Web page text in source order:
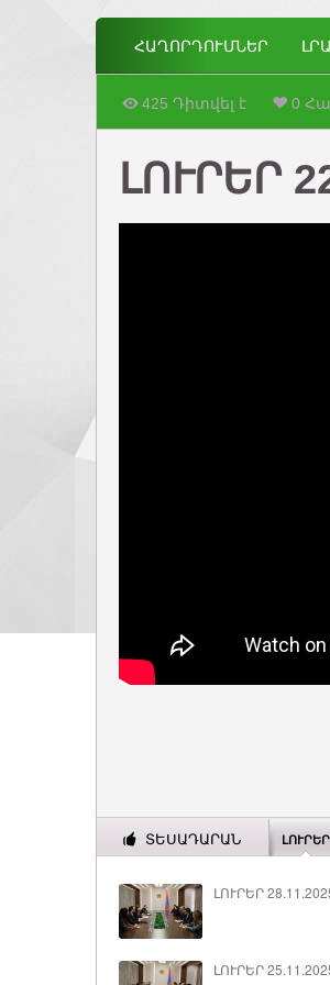
ՀԱՂՈՐԴՈՒՄՆԵՐ
425 Դիտվել է 0
ԼՈՒՐԵՐ
ՏԵՍԱԴԱՐԱՆ ԼՈՒՐԵՐ
ԼՈՒՐԵՐ
ԼՈՒՐԵՐ